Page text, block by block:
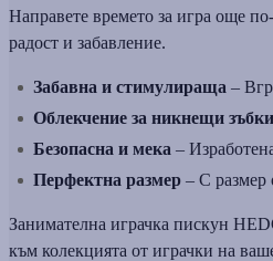
Направете времето за игра още
радост и забавление.
Забавна и стимулираща –
Облекчение за никнещи зъбки
Безопасна и мека –
Перфектна размер – С размер
Занимателна играчка пискун
към колекцията от играчки на